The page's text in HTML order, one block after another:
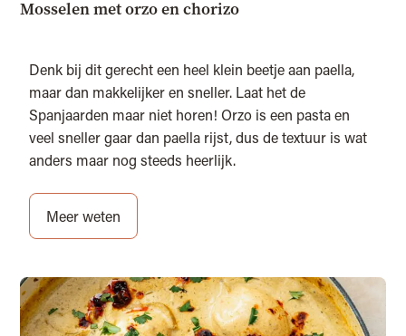
Mosselen met orzo en chorizo
Denk bij dit gerecht een heel klein beetje aan paella,
maar dan makkelijker en sneller. Laat het de
Spanjaarden maar niet horen! Orzo is een pasta en
veel sneller gaar dan paella rijst, dus de textuur is wat
anders maar nog steeds heerlijk.
Meer weten